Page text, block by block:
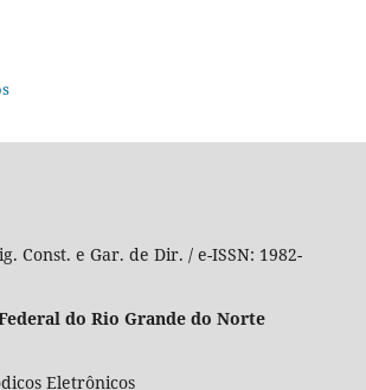
Const. e Gar. de Dir. / e-ISSN: 1982-
do Rio Grande do Norte
Eletrônicos